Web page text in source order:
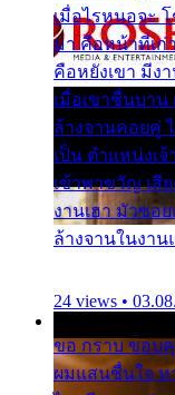
เมื่อไรหนอจะ
มา คือหน้าที่เก่
คือหยังเขา มีง
เมื่อเขาชื่นบาน
ล้างจานคอยคู่
เป็น ตำแหน่งเ
เข้าพาขวัญ เสี
งานเฮา มัวซอ
ล้างจานในงาน
24 views •
ขอ กราบ ขอบ
ผมแสนชื่นใจ ห